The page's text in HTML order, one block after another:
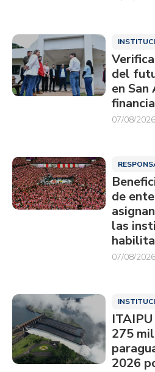
del
en
07/08/2026
de
las
07/08/2026
275
2026